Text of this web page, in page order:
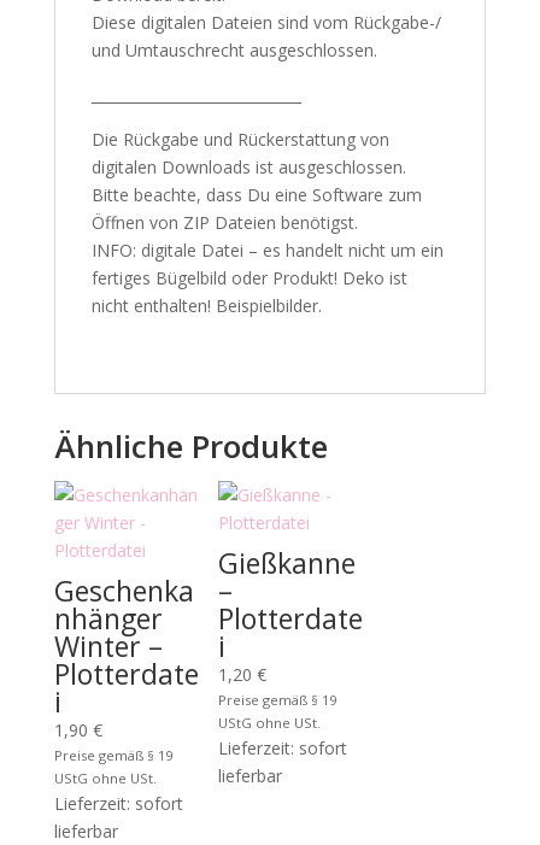
Diese digitalen Dateien sind vom Rückgabe-/
und Umtauschrecht ausgeschlossen.
Die Rückgabe und Rückerstattung von
digitalen Downloads ist ausgeschlossen.
Bitte beachte, dass Du eine Software zum
Öffnen von ZIP Dateien benötigst.
INFO: digitale Datei – es handelt nicht um ein
fertiges Bügelbild oder Produkt! Deko ist
nicht enthalten! Beispielbilder.
Ähnliche Produkte
Geschenka
nhänger
Winter –
Plotterdate
i
1,90 €
Preise gemäß § 19
UStG ohne USt.
Lieferzeit: sofort
lieferbar
Gießkanne
–
Plotterdate
i
1,20 €
Preise gemäß § 19
UStG ohne USt.
Lieferzeit: sofort
lieferbar